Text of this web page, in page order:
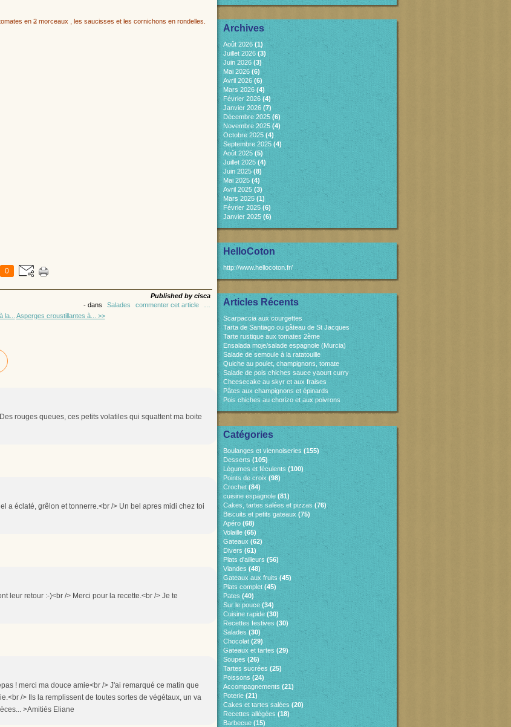
en 2 morceaux , les saucisses et les cornichons en rondelles.
0
Published by cisca
- dans Salades commenter cet article
la...
Asperges croustillantes à... >>
rouges queues, ces petits volatiles qui squattent ma boite
a éclaté, grêlon et tonnerre.<br /> Un bel apres midi chez toi
leur retour :-)<br /> Merci pour la recette.<br /> Je te
! merci ma douce amie<br /> J'ai remarqué ce matin que
/> Ils la remplissent de toutes sortes de végétaux, un va
>Amitiés Eliane
Archives
Août 2026(1)
Juillet 2026 (3)
Juin 2026 (3)
Mai 2026 (6)
Avril 2026 (6)
Mars 2026 (4)
Février 2026(4)
Janvier 2026 (7)
Décembre 2025 (6)
Novembre 2025 (4)
Octobre 2025 (4)
Septembre 2025(4)
Août 2025 (5)
Juillet 2025 (4)
Juin 2025(8)
Mai 2025 (4)
Avril 2025 (3)
Mars 2025 (1)
Février 2025 (6)
Janvier 2025 (6)
HelloCoton
http://www.hellocoton.fr/
Articles Récents
Scarpaccia aux courgettes
Tarta de Santiago ou gâteau de St Jacques
Tarte rustique aux tomates 2ème
Ensalada moje/salade espagnole (Murcia)
Salade de semoule à la ratatouille
Quiche au poulet, champignons, tomate
Salade de pois chiches sauce yaourt curry
Cheesecake au skyr et aux fraises
Pâtes aux champignons et épinards
Pois chiches au chorizo et aux poivrons
Catégories
Boulanges et viennoiseries (155)
Desserts (105)
Légumes et féculents (100)
Points de croix (98)
Crochet(84)
cuisine espagnole (81)
Cakes, tartes salées et pizzas (76)
Biscuits et petits gateaux (75)
Apéro (68)
Volaille (65)
Gateaux (62)
Divers (61)
Plats d'ailleurs (56)
Viandes (48)
Gateaux aux fruits (45)
Plats complet(45)
Pates (40)
Sur le pouce (34)
Cuisine rapide (30)
Recettes festives (30)
Salades(30)
Chocolat (29)
Gateaux et tartes (29)
Soupes (26)
Tartes sucrées (25)
Poissons(24)
Accompagnements (21)
Poterie (21)
Cakes et tartes salées (20)
Recettes allégées (18)
Barbecue (15)